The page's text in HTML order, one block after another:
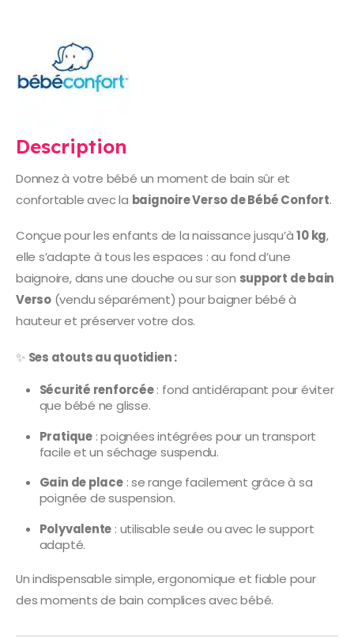
Description
Donnez à votre bébé un moment de bain sûr et
confortable avec la baignoire Verso de Bébé Confort.
Conçue pour les enfants de la naissance jusqu’à10 kg,
elle s’adapte à tous les espaces : au fond d’une
baignoire, dans une douche ou sur son support de bain
Verso(vendu séparément) pour baigner bébé à
hauteur et préserver votre dos.
✨ Ses atouts au quotidien :
Sécurité renforcée: fond antidérapant pour éviter
que bébé ne glisse.
Pratique: poignées intégrées pour un transport
facile et un séchage suspendu.
Gain de place: se range facilement grâce à sa
poignée de suspension.
Polyvalente : utilisable seule ou avec le support
adapté.
Un indispensable simple, ergonomique et fiable pour
des moments de bain complices avec bébé.